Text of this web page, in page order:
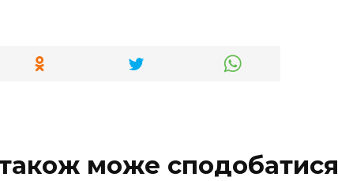
може сподобатися